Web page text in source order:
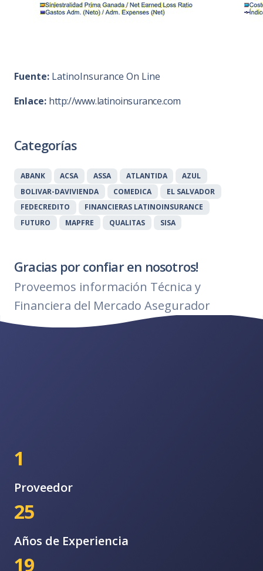
Fuente: LatinoInsurance On Line
Enlace: http://www.latinoinsurance.com
Categorías
ABANK ACSA ASSA ATLANTIDA
AZUL
BOLIVAR-DAVIVIENDA
COMEDICA
EL SALVADOR
FEDECREDITO
FINANCIERAS LATINOINSURANCE
FUTURO
MAPFRE QUALITAS SISA
Gracias por confiar en nosotros!
Proveemos información Técnica y
Financiera del Mercado Asegurador
1
Proveedor
25
Años de Experiencia
19